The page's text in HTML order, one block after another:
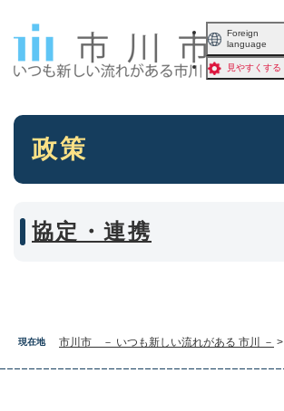
Foreign
language
見やすくする
現在地 市川市 － いつも新しい流れがある 市川 － >
本
政策
協定・連携